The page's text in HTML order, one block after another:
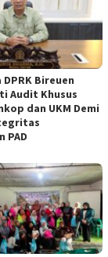
Bireuen
Audit Khusus
dan UKM Demi
PAD